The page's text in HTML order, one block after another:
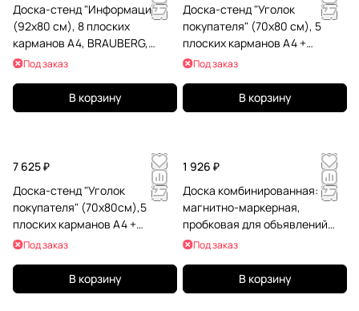
Доска-стенд "Информация"
(92х80 см), 8 плоских
карманов А4, BRAUBERG,
291099
Под заказ
В корзину
Доска-стенд "Уголок
покупателя" (70х80 см), 5
плоских карманов А4 +
объемный карман А5,
Под заказ
В корзину
7 625 ₽
Доска-стенд "Уголок
покупателя" (70х80см),5
плоских карманов А4 +
объемный карман
Под заказ
В корзину
1 926 ₽
Доска комбинированная:
магнитно-маркерная,
пробковая для объявлений
45х60 см, BRAUBERG Extra,
Под заказ
В корзину